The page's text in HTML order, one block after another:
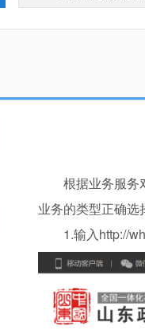
根据业务服务
业务的类型正确
1.输入http://